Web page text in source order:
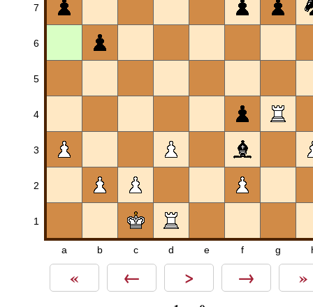
7
6
5
4
3
2
1
a b c d e f g
« ← > → »